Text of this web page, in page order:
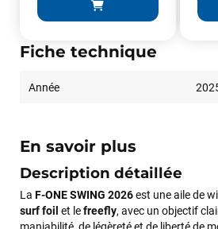
Fiche technique
Année
En savoir plus
Description détaillée
La F-ONE SWING 2026est une aile de
surf foil et lefreefly, avec un objectif